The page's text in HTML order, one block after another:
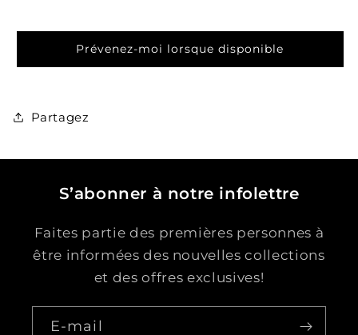
Soju
Soju
Fraise
Prévenez-moi lorsque disponible
Partagez
S’abonner à notre infolettre
Faites partie des premières personnes à
être informées des nouvelles collections
et des offres exclusives!
E-mail